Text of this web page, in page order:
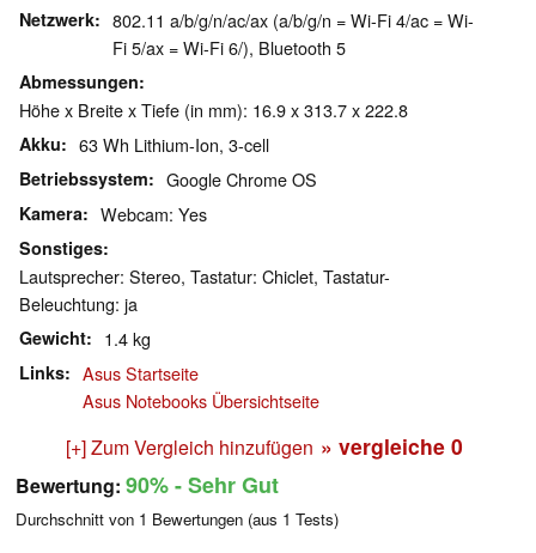
Netzwerk
802.11 a/b/g/n/ac/ax (a/b/g/n = Wi-Fi 4/ac = Wi-
Fi 5/ax = Wi-Fi 6/), Bluetooth 5
Abmessungen
Höhe x Breite x Tiefe (in mm): 16.9 x 313.7 x 222.8
Akku 63 Wh Lithium-Ion, 3-cell
Betriebssystem Google Chrome OS
Kamera Webcam: Yes
Sonstiges
Lautsprecher: Stereo, Tastatur: Chiclet, Tastatur-
Beleuchtung: ja
Gewicht 1.4 kg
Links
Asus Startseite
Asus Notebooks Übersichtseite
[+] Zum Vergleich hinzufügen » vergleiche 0
Bewertung: 90%- Sehr Gut
Durchschnitt von 1 Bewertungen (aus 1 Tests)